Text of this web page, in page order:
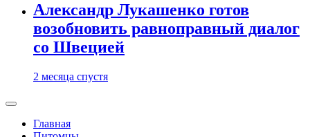
Александр Лукашенко готов
возобновить равноправный диалог
со Швецией
2 месяца спустя
Главная